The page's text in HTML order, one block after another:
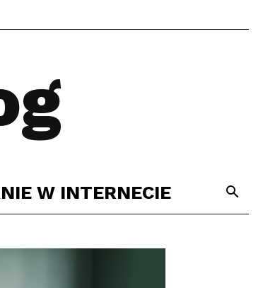
W INTERNECIE